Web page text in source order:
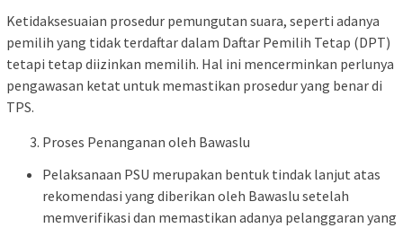
Ketidaksesuaian prosedur pemungutan suara, seperti adanya
pemilih yang tidak terdaftar dalam Daftar Pemilih Tetap (DPT)
tetapi tetap diizinkan memilih. Hal ini mencerminkan perlunya
pengawasan ketat untuk memastikan prosedur yang benar di
TPS.
Proses Penanganan oleh Bawaslu
Pelaksanaan PSU merupakan bentuk tindak lanjut atas
rekomendasi yang diberikan oleh Bawaslu setelah
memverifikasi dan memastikan adanya pelanggaran yang